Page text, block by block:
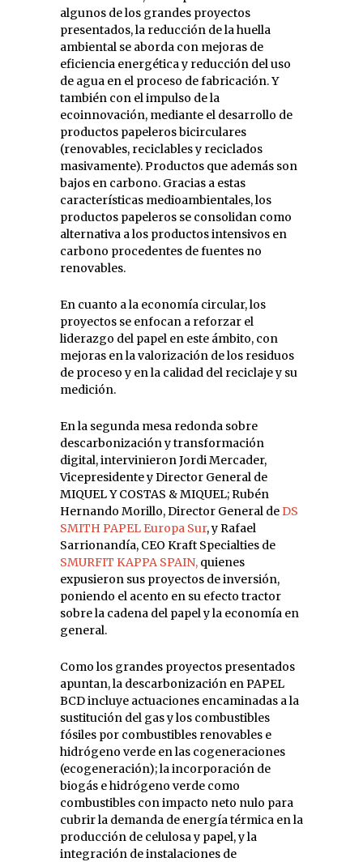
algunos de los grandes proyectos
presentados, la reducción de la huella
ambiental se aborda con mejoras de
eficiencia energética y reducción del uso
de agua en el proceso de fabricación. Y
también con el impulso de la
ecoinnovación, mediante el desarrollo de
productos papeleros bicirculares
(renovables, reciclables y reciclados
masivamente). Productos que además son
bajos en carbono. Gracias a estas
características medioambientales, los
productos papeleros se consolidan como
alternativa a los productos intensivos en
carbono procedentes de fuentes no
renovables.
En cuanto a la economía circular, los
proyectos se enfocan a reforzar el
liderazgo del papel en este ámbito, con
mejoras en la valorización de los residuos
de proceso y en la calidad del reciclaje y su
medición.
En la segunda mesa redonda sobre
descarbonización y transformación
digital, intervinieron Jordi Mercader,
Vicepresidente y Director General de
MIQUEL Y COSTAS & MIQUEL; Rubén
Hernando Morillo, Director General deDS
SMITH PAPEL Europa Sur, y Rafael
Sarrionandía, CEO Kraft Specialties de
SMURFIT KAPPA SPAIN, quienes
expusieron sus proyectos de inversión,
poniendo el acento en su efecto tractor
sobre la cadena del papel y la economía en
general.
Como los grandes proyectos presentados
apuntan, la descarbonización en PAPEL
BCD incluye actuaciones encaminadas a la
sustitución del gas y los combustibles
fósiles por combustibles renovables e
hidrógeno verde en las cogeneraciones
(ecogeneración); la incorporación de
biogás e hidrógeno verde como
combustibles con impacto neto nulo para
cubrir la demanda de energía térmica en la
producción de celulosa y papel, y la
integración de instalaciones de